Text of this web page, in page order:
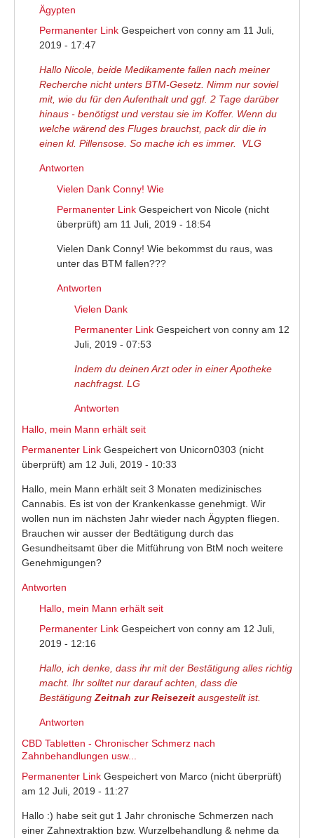
Ägypten
Permanenter Link Gespeichert von conny am 11 Juli,
2019 - 17:47
Hallo Nicole, beide Medikamente fallen nach meiner
Recherche nicht unters BTM-Gesetz. Nimm nur soviel
mit, wie du für den Aufenthalt und ggf. 2 Tage darüber
hinaus - benötigst und verstau sie im Koffer. Wenn du
welche wärend des Fluges brauchst, pack dir die in
einen kl. Pillensose. So mache ich es immer. VLG
Antworten
Vielen Dank Conny! Wie
Permanenter Link Gespeichert von Nicole (nicht
überprüft) am 11 Juli, 2019 - 18:54
Vielen Dank Conny! Wie bekommst du raus, was
unter das BTM fallen???
Antworten
Vielen Dank
Permanenter Link Gespeichert von conny am 12
Juli, 2019 - 07:53
Indem du deinen Arzt oder in einer Apotheke
nachfragst. LG
Antworten
Hallo, mein Mann erhält seit
Permanenter Link Gespeichert von Unicorn0303 (nicht
überprüft) am 12 Juli, 2019 - 10:33
Hallo, mein Mann erhält seit 3 Monaten medizinisches
Cannabis. Es ist von der Krankenkasse genehmigt. Wir
wollen nun im nächsten Jahr wieder nach Ägypten fliegen.
Brauchen wir ausser der Bedtätigung durch das
Gesundheitsamt über die Mitführung von BtM noch weitere
Genehmigungen?
Antworten
Hallo, mein Mann erhält seit
Permanenter Link Gespeichert von conny am 12 Juli,
2019 - 12:16
Hallo, ich denke, dass ihr mit der Bestätigung alles richtig
macht. Ihr solltet nur darauf achten, dass die
Bestätigung Zeitnah zur Reisezeit ausgestellt ist.
Antworten
CBD Tabletten - Chronischer Schmerz nach
Zahnbehandlungen usw...
Permanenter Link Gespeichert von Marco (nicht überprüft)
am 12 Juli, 2019 - 11:27
Hallo :) habe seit gut 1 Jahr chronische Schmerzen nach
einer Zahnextraktion bzw. Wurzelbehandlung & nehme da